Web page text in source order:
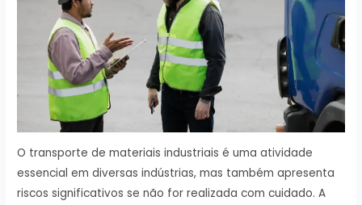
O transporte de materiais industriais é uma atividade
essencial em diversas indústrias, mas também apresenta
riscos significativos se não for realizada com cuidado. A